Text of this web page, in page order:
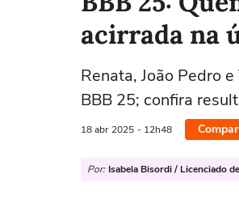
acirrada na
Renata, João Pedro
BBB 25; confira
18 abr 2025 - 12h48
Por: Isabela Bisordi / Licenciado